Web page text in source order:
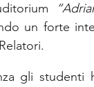
un forte
gli studenti